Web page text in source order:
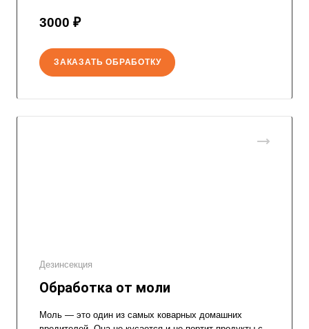
3000 ₽
ЗАКАЗАТЬ ОБРАБОТКУ
Дезинсекция
Обработка от моли
Моль — это один из самых коварных домашних